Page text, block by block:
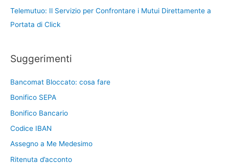
Telemutuo: Il Servizio per Confrontare i Mutui Direttamente a
Portata di Click
Suggerimenti
Bancomat Bloccato: cosa fare
Bonifico SEPA
Bonifico Bancario
Codice IBAN
Assegno a Me Medesimo
Ritenuta d’acconto